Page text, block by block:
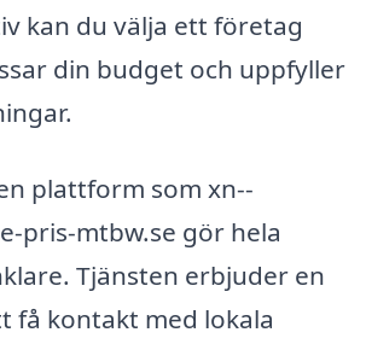
kan du välja ett företag
din budget och uppfyller
plattform som xn--
pris-mtbw.se gör hela
Tjänsten erbjuder en
få kontakt med lokala